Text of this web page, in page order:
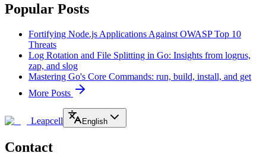
Popular Posts
Fortifying Node.js Applications Against OWASP Top 10
Threats
Log Rotation and File Splitting in Go: Insights from logrus,
zap, and slog
Mastering Go's Core Commands: run, build, install, and get
More Posts
Leapcell English
Contact